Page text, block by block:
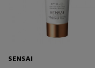
SENSAI